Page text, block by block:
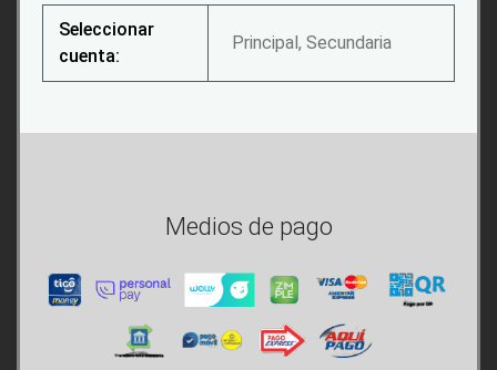
Seleccionar
cuenta:
Principal, Secundaria
Medios de pago